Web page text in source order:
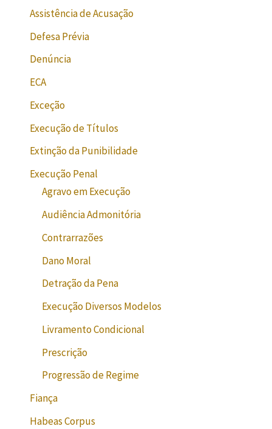
Assistência de Acusação
Defesa Prévia
Denúncia
ECA
Exceção
Execução de Títulos
Extinção da Punibilidade
Execução Penal
Agravo em Execução
Audiência Admonitória
Contrarrazões
Dano Moral
Detração da Pena
Execução Diversos Modelos
Livramento Condicional
Prescrição
Progressão de Regime
Fiança
Habeas Corpus